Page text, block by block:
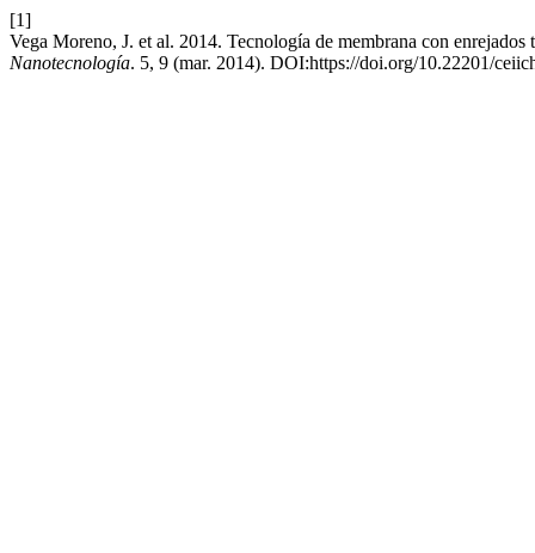
[1]
Vega Moreno, J. et al. 2014. Tecnología de membrana con
Nanotecnología. 5, 9 (mar. 2014). DOI:https://doi.org/10.22201/